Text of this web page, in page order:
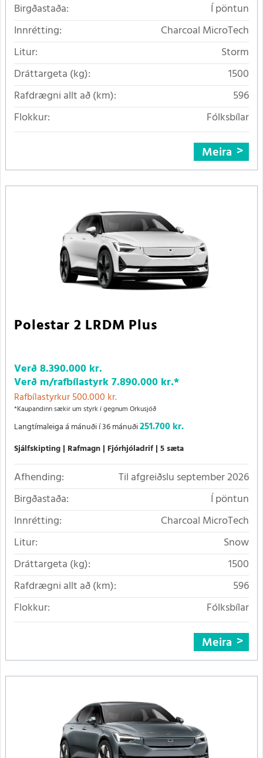
Birgðastaða:
Í pöntun
Innrétting:
Charcoal MicroTech
Litur:
Storm
Dráttargeta (kg):
1500
Rafdrægni allt að (km):
596
Flokkur:
Fólksbílar
Meira
Polestar 2 LRDM Plus
Verð8.390.000 kr.
Verð m/rafbílastyrk7.890.000 kr.*
Rafbílastyrkur 500.000 kr.
*Kaupandinn sækir um styrk í gegnum Orkusjóð
Langtímaleiga á mánuði í 36 mánuði251.700 kr.
Sjálfskipting Rafmagn Fjórhjóladrif 5 sæta
Afhending:
Til afgreiðslu september 2026
Birgðastaða:
Í pöntun
Innrétting:
Charcoal MicroTech
Litur:
Snow
Dráttargeta (kg):
1500
Rafdrægni allt að (km):
596
Flokkur:
Fólksbílar
Meira